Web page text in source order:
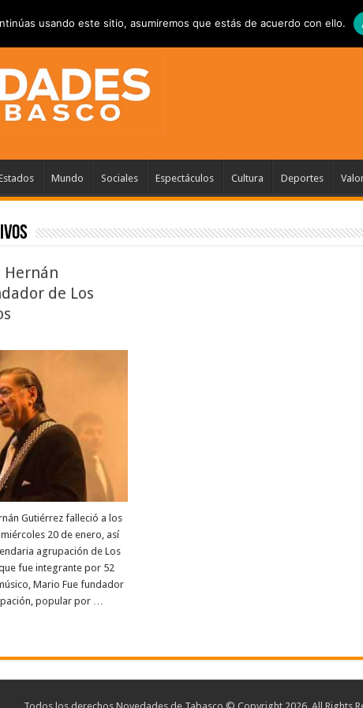
Mundo Sociales Espectáculos Cultura Deportes
Hernán
de Los
Gutiérrez falleció a los
20 de enero, así
agrupación de Los
fue integrante por 52
Mario Fue fundador
popular por …
usando este sitio, asumiremos que estás de acuerdo con ello.